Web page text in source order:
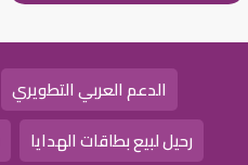
الدعم العربي التطويري
رحيل لبيع بطاقات الهدايا